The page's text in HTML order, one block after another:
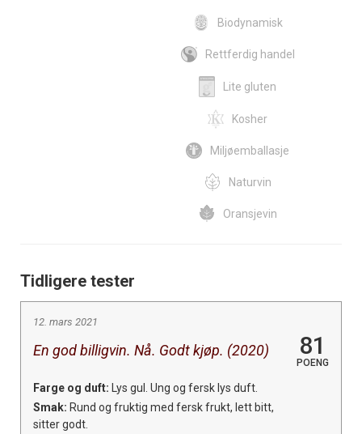
Biodynamisk
Rettferdig handel
Lite gluten
Kosher
Miljøemballasje
Naturvin
Oransjevin
Tidligere tester
12. mars 2021
En god billigvin. Nå. Godt kjøp. (2020) 81
POENG
Farge og duft: Lys gul. Ung og fersk lys duft.
Smak: Rund og fruktig med fersk frukt, lett bitt,
sitter godt.